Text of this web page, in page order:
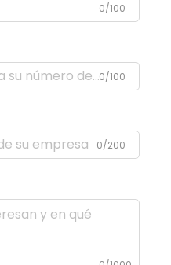
0/100
0/100
0/200